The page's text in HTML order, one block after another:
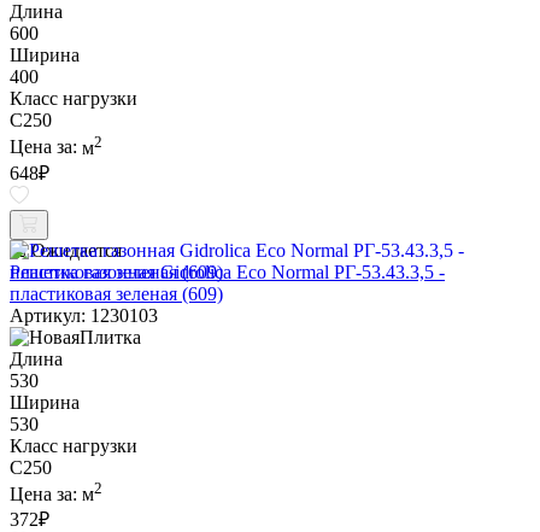
Длина
600
Ширина
400
Класс нагрузки
C250
Цена за: м2
648₽
Ожидается
Решетка газонная Gidrolica Eco Normal РГ-53.43.3,5 -
пластиковая зеленая (609)
Артикул: 1230103
Длина
530
Ширина
530
Класс нагрузки
C250
Цена за: м2
372₽